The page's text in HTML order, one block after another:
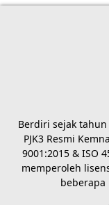
Berdiri sejak tahun
PJK3 Resmi
9001:2015 & ISO
memperoleh
beberapa